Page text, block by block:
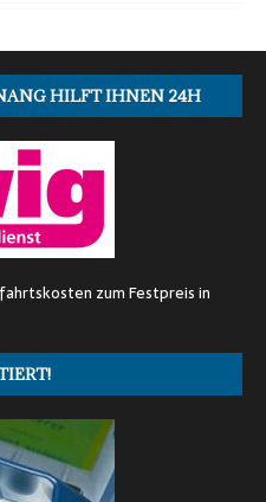
HILFT IHNEN 24H
zum Festpreis in